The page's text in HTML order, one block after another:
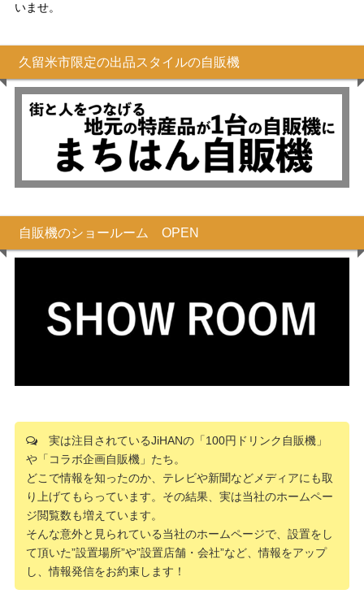
いませ。
久留米市限定の出品スタイルの自販機
自販機のショールーム OPEN
実は注目されているJiHANの「100円ドリンク自販機」
や「コラボ企画自販機」たち。
どこで情報を知ったのか、テレビや新聞などメディアにも取
り上げてもらっています。その結果、実は当社のホームペー
ジ閲覧数も増えています。
そんな意外と見られている当社のホームページで、設置をし
て頂いた”設置場所”や”設置店舗・会社”など、情報をアップ
し、情報発信をお約束します！